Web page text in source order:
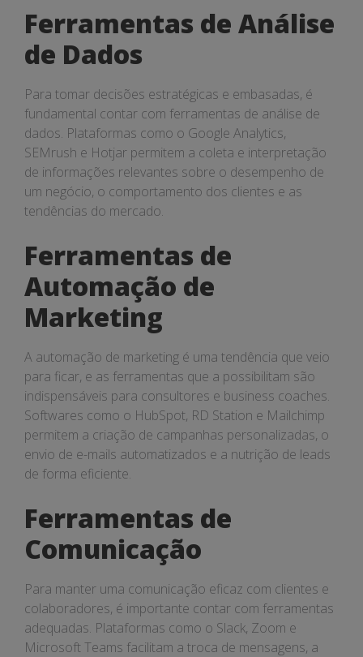
Ferramentas de Análise
de Dados
Para tomar decisões estratégicas e embasadas, é
fundamental contar com ferramentas de análise de
dados. Plataformas como o Google Analytics,
SEMrush e Hotjar permitem a coleta e interpretação
de informações relevantes sobre o desempenho de
um negócio, o comportamento dos clientes e as
tendências do mercado.
Ferramentas de
Automação de
Marketing
A automação de marketing é uma tendência que veio
para ficar, e as ferramentas que a possibilitam são
indispensáveis para consultores e business coaches.
Softwares como o HubSpot, RD Station e Mailchimp
permitem a criação de campanhas personalizadas, o
envio de e-mails automatizados e a nutrição de leads
de forma eficiente.
Ferramentas de
Comunicação
Para manter uma comunicação eficaz com clientes e
colaboradores, é importante contar com ferramentas
adequadas. Plataformas como o Slack, Zoom e
Microsoft Teams facilitam a troca de mensagens, a